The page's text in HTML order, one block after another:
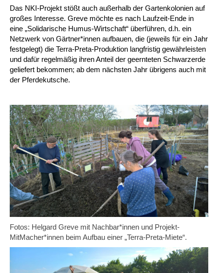
Das NKI-Projekt stößt auch außerhalb der Gartenkolonien auf
großes Interesse. Greve möchte es nach Laufzeit-Ende in
eine „Solidarische Humus-Wirtschaft“ überführen, d.h. ein
Netzwerk von Gärtner*innen aufbauen, die (jeweils für ein Jahr
festgelegt) die Terra-Preta-Produktion langfristig gewährleisten
und dafür regelmäßig ihren Anteil der geernteten Schwarzerde
geliefert bekommen; ab dem nächsten Jahr übrigens auch mit
der Pferdekutsche.
Fotos: Helgard Greve mit Nachbar*innen und Projekt-
MitMacher*innen beim Aufbau einer „Terra-Preta-Miete“.